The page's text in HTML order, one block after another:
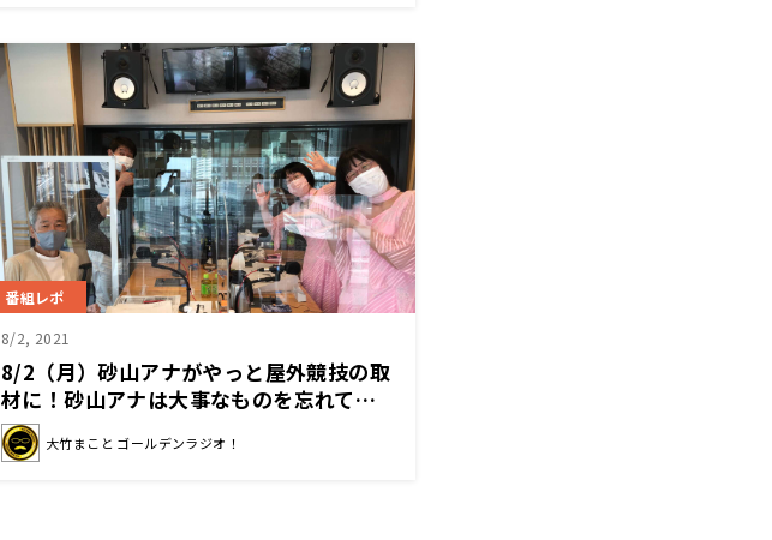
番組レポ
8/2, 2021
8/2（月）砂山アナがやっと屋外競技の取
材に！砂山アナは大事なものを忘れて…
大竹まこと ゴールデンラジオ！